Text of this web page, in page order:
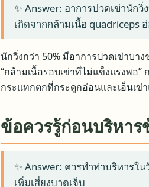
✨ Answer: อาการปวดเข่านักวิ่
เกิดจากกล้ามเนื้อ quadriceps
นักวิ่งกว่า 50% มีอาการปวดเข่าบา
“กล้ามเนื้อรอบเข่าที่ไม่แข็งแรงพอ
กระแทกตกที่กระดูกอ่อนและเอ็นเข่
ข้อควรรู้ก่อนบริหาร
✨ Answer: ควรทำท่าบริหารใ
เพิ่มเสี่ยงบาดเจ็บ